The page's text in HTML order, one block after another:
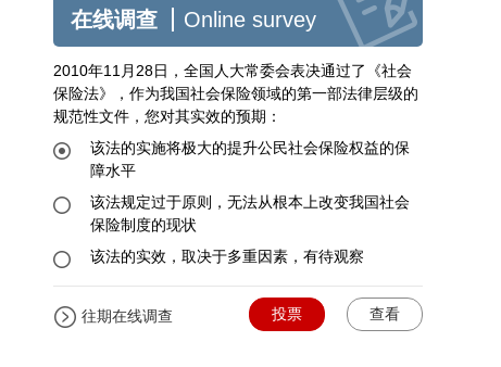
在线调查 Online survey
2010年11月28日，全国人大常委会表决通过了《社会
保险法》，作为我国社会保险领域的第一部法律层级的
规范性文件，您对其实效的预期：
该法的实施将极大的提升公民社会保险权益的保
障水平
该法规定过于原则，无法从根本上改变我国社会
保险制度的现状
该法的实效，取决于多重因素，有待观察
往期在线调查 投票 查看